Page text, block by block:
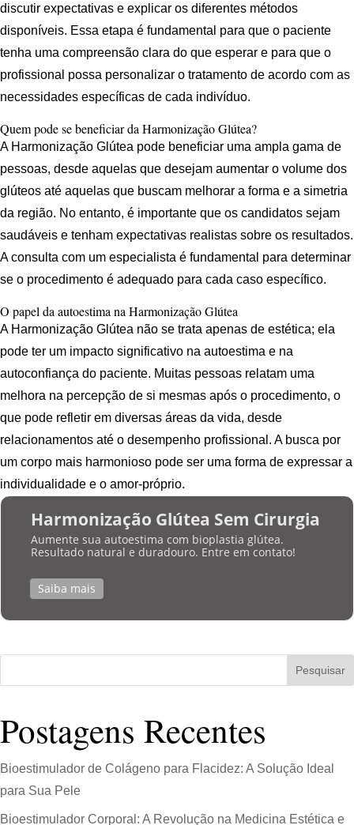
discutir expectativas e explicar os diferentes métodos
disponíveis. Essa etapa é fundamental para que o paciente
tenha uma compreensão clara do que esperar e para que o
profissional possa personalizar o tratamento de acordo com as
necessidades específicas de cada indivíduo.
Quem pode se beneficiar da Harmonização Glútea?
A Harmonização Glútea pode beneficiar uma ampla gama de
pessoas, desde aquelas que desejam aumentar o volume dos
glúteos até aquelas que buscam melhorar a forma e a simetria
da região. No entanto, é importante que os candidatos sejam
saudáveis e tenham expectativas realistas sobre os resultados.
A consulta com um especialista é fundamental para determinar
se o procedimento é adequado para cada caso específico.
O papel da autoestima na Harmonização Glútea
A Harmonização Glútea não se trata apenas de estética; ela
pode ter um impacto significativo na autoestima e na
autoconfiança do paciente. Muitas pessoas relatam uma
melhora na percepção de si mesmas após o procedimento, o
que pode refletir em diversas áreas da vida, desde
relacionamentos até o desempenho profissional. A busca por
um corpo mais harmonioso pode ser uma forma de expressar a
individualidade e o amor-próprio.
Harmonização Glútea Sem Cirurgia
Aumente sua autoestima com bioplastia glútea.
Resultado natural e duradouro. Entre em contato!
Saiba mais
Pesquisar
Postagens Recentes
Bioestimulador de Colágeno para Flacidez: A Solução Ideal
para Sua Pele
Bioestimulador Corporal: A Revolução na Medicina Estética e